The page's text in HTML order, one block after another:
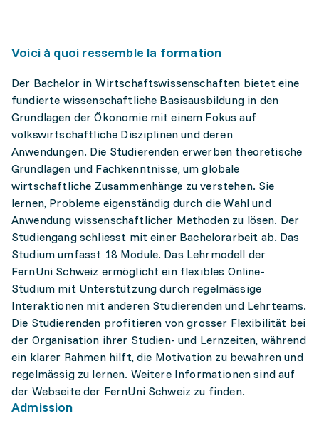
Voici à quoi ressemble la formation
Der Bachelor in Wirtschaftswissenschaften bietet eine
fundierte wissenschaftliche Basisausbildung in den
Grundlagen der Ökonomie mit einem Fokus auf
volkswirtschaftliche Disziplinen und deren
Anwendungen. Die Studierenden erwerben theoretische
Grundlagen und Fachkenntnisse, um globale
wirtschaftliche Zusammenhänge zu verstehen. Sie
lernen, Probleme eigenständig durch die Wahl und
Anwendung wissenschaftlicher Methoden zu lösen. Der
Studiengang schliesst mit einer Bachelorarbeit ab. Das
Studium umfasst 18 Module. Das Lehrmodell der
FernUni Schweiz ermöglicht ein flexibles Online-
Studium mit Unterstützung durch regelmässige
Interaktionen mit anderen Studierenden und Lehrteams.
Die Studierenden profitieren von grosser Flexibilität bei
der Organisation ihrer Studien- und Lernzeiten, während
ein klarer Rahmen hilft, die Motivation zu bewahren und
regelmässig zu lernen. Weitere Informationen sind auf
der Webseite der FernUni Schweiz zu finden.
Admission